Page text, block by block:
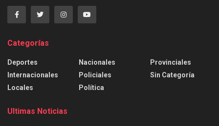
Categorías
Deportes
Internacionales
Locales
Nacionales
Policiales
Política
Provinciales
Sin Categoría
Ultimas Noticias